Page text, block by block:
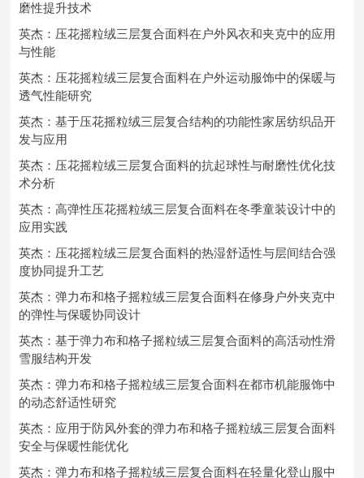
磨性提升技术
英杰：压花摇粒绒三层复合面料在户外风衣和夹克中的应用
与性能
英杰：压花摇粒绒三层复合面料在户外运动服饰中的保暖与
透气性能研究
英杰：基于压花摇粒绒三层复合结构的功能性家居纺织品开
发与应用
英杰：压花摇粒绒三层复合面料的抗起球性与耐磨性优化技
术分析
英杰：高弹性压花摇粒绒三层复合面料在冬季童装设计中的
应用实践
英杰：压花摇粒绒三层复合面料的热湿舒适性与层间结合强
度协同提升工艺
英杰：弹力布和格子摇粒绒三层复合面料在修身户外夹克中
的弹性与保暖协同设计
英杰：基于弹力布和格子摇粒绒三层复合面料的高活动性滑
雪服结构开发
英杰：弹力布和格子摇粒绒三层复合面料在都市机能服饰中
的动态舒适性研究
英杰：应用于防风外套的弹力布和格子摇粒绒三层复合面料
安全与保暖性能优化
英杰：弹力布和格子摇粒绒三层复合面料在轻量化登山服中